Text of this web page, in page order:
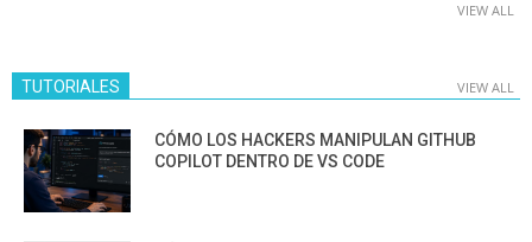
VIEW ALL
TUTORIALES VIEW ALL
CÓMO LOS HACKERS MANIPULAN GITHUB
COPILOT DENTRO DE VS CODE